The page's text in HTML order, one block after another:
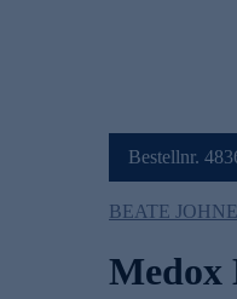
Bestellnr.
BEATE
Medox